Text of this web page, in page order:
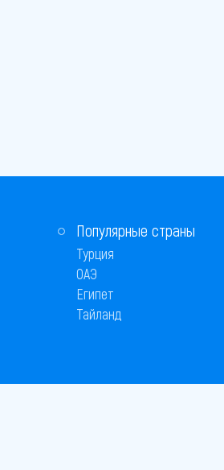
Популярные страны
Турция
ОАЭ
Египет
Тайланд